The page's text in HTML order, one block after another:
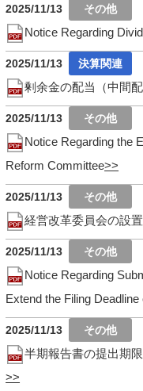
2025/11/13
Notice Regarding
2025/11/13
剰余金の配当（中間
2025/11/13
Notice Regarding the
Reform Committee
2025/11/13
経営改革委員会の設
2025/11/13
Notice Regarding
Extend the Filing
2025/11/13
半期報告書の提出期